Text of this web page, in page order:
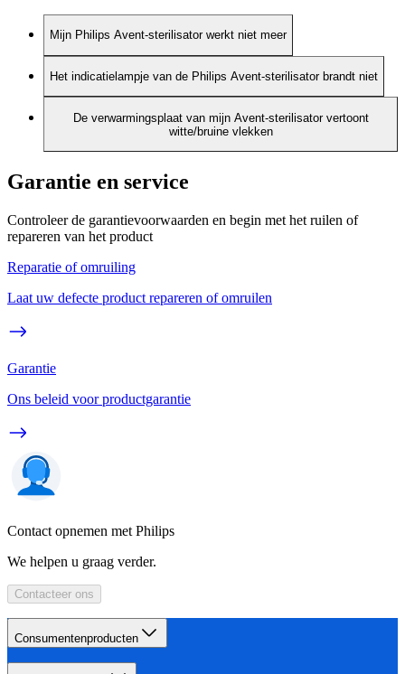
Mijn Philips Avent-sterilisator werkt niet meer
Het indicatielampje van de Philips Avent-sterilisator brandt niet
De verwarmingsplaat van mijn Avent-sterilisator vertoont
witte/bruine vlekken
Garantie en service
Controleer de garantievoorwaarden en begin met het ruilen of
repareren van het product
Reparatie of omruiling
Laat uw defecte product repareren of omruilen
Garantie
Ons beleid voor productgarantie
Contact opnemen met Philips
We helpen u graag verder.
Contacteer ons
Consumentenproducten